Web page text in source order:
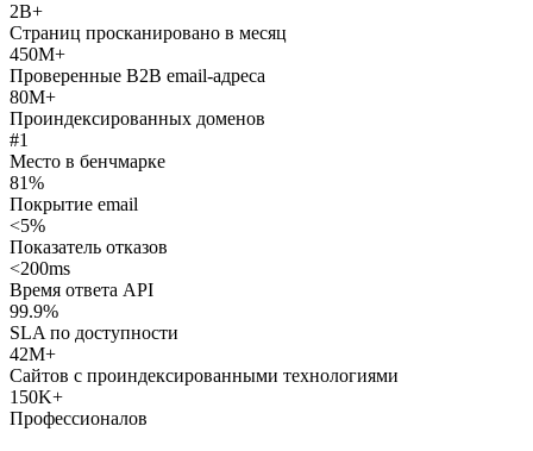
2B+
Страниц просканировано в месяц
450M+
Проверенные B2B email-адреса
80M+
Проиндексированных доменов
#1
Место в бенчмарке
81%
Покрытие email
<5%
Показатель отказов
<200ms
Время ответа API
99.9%
SLA по доступности
42M+
Сайтов с проиндексированными технологиями
150K+
Профессионалов